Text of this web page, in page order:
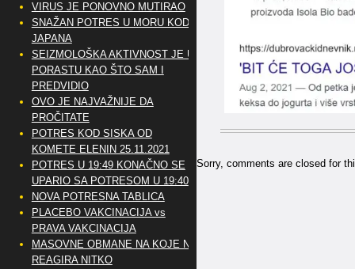
Sorry, comments are closed for
VIRUS JE PONOVNO MUTIRAO
SNAŽAN POTRES U MORU KOD
JAPANA
SEIZMOLOŠKA AKTIVNOST JE U
PORASTU KAO ŠTO SAM I
PREDVIDIO
OVO JE NAJVAŽNIJE DA
PROČITATE
POTRES KOD SISKA OD
KOMETE ELENIN 25.11.2021
POTRES U 19:49 KONAČNO SE
UPARIO SA POTRESOM U 19:40
NOVA POTRESNA TABLICA
PLACEBO VAKCINACIJA vs
PRAVA VAKCINACIJA
MASOVNE OBMANE NA KOJE NE
REAGIRA NITKO